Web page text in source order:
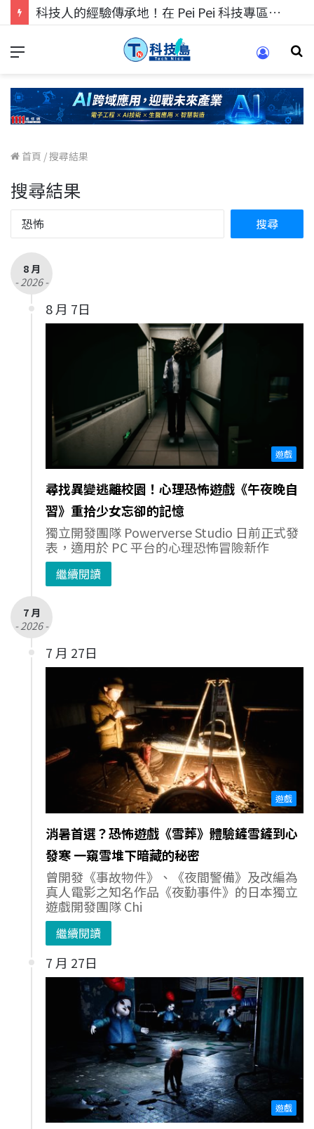
科技人的經驗傳承地！在 Pei Pei 科技專區，與學弟妹交流最硬核的技術
首頁 /搜尋結果
搜尋結果
8 月
- 2026 -
8 月 7日
遊戲
尋找異變逃離校園！心理恐怖遊戲《午夜晚自
習》重拾少女忘卻的記憶
獨立開發團隊 Powerverse Studio 日前正式發
表，適用於 PC 平台的心理恐怖冒險新作
繼續閱讀
7 月
- 2026 -
7 月 27日
遊戲
消暑首選？恐怖遊戲《雪葬》體驗鏟雪鏟到心
發寒 一窺雪堆下暗藏的秘密
曾開發《事故物件》、《夜間警備》及改編為
真人電影之知名作品《夜勤事件》的日本獨立
遊戲開發團隊 Chi
繼續閱讀
7 月 27日
遊戲